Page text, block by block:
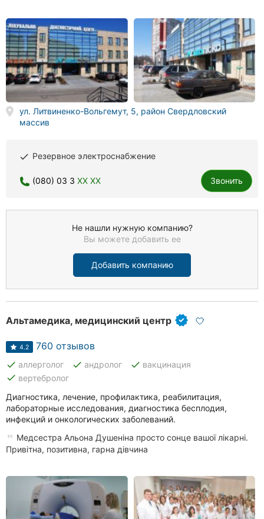
ул. Литвиненко-Вольгемут, 5, район Свердловский
массив
done Резервное электроснабжение
(080) 03 3 XX XX Звонить
Не нашли нужную компанию?
Вы можете добавить ее
Добавить компанию
Альтамедика, медицинский центр
4.2 760 отзывов
done аллерголог done андролог done вакцинация
done вертебролог
Диагностика, лечение, профилактика, реабилитация,
лабораторные исследования, диагностика бесплодия,
инфекций и онкологических заболеваний.
Медсестра Альона Душеніна просто сонце вашої лікарні.
Привітна, позитивна, гарна дівчина